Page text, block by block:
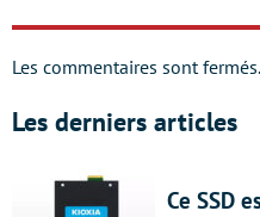
Les commentaires sont fermés.
Les derniers articles
Ce SSD